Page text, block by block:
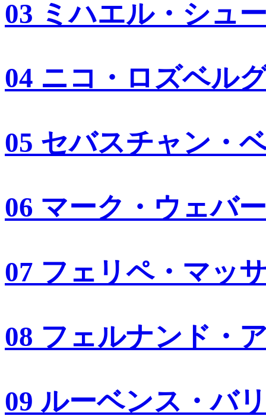
03 ミハエル・シュ
04 ニコ・ロズベル
05 セバスチャン・
06 マーク・ウェバー
07 フェリペ・マッ
08 フェルナンド・
09 ルーベンス・バ